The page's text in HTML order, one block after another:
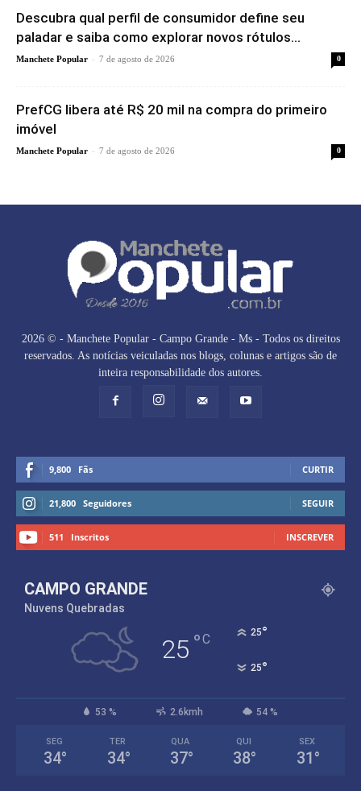
Descubra qual perfil de consumidor define seu
paladar e saiba como explorar novos rótulos...
Manchete Popular - 7 de agosto de 2026 0
PrefCG libera até R$ 20 mil na compra do primeiro
imóvel
Manchete Popular - 7 de agosto de 2026 0
2026 © - Manchete Popular - Campo Grande - Ms - Todos os direitos
reservados. As notícias veiculadas nos blogs, colunas e artigos são de
inteira responsabilidade dos autores.
9,800 Fãs CURTIR
21,800 Seguidores SEGUIR
511 Inscritos INSCREVER
CAMPO GRANDE
Nuvens Quebradas
25 °C 25°
25°
53 % 2.6kmh 54 %
SEG
34°
TER
34°
QUA
37°
QUI
38°
SEX
31°